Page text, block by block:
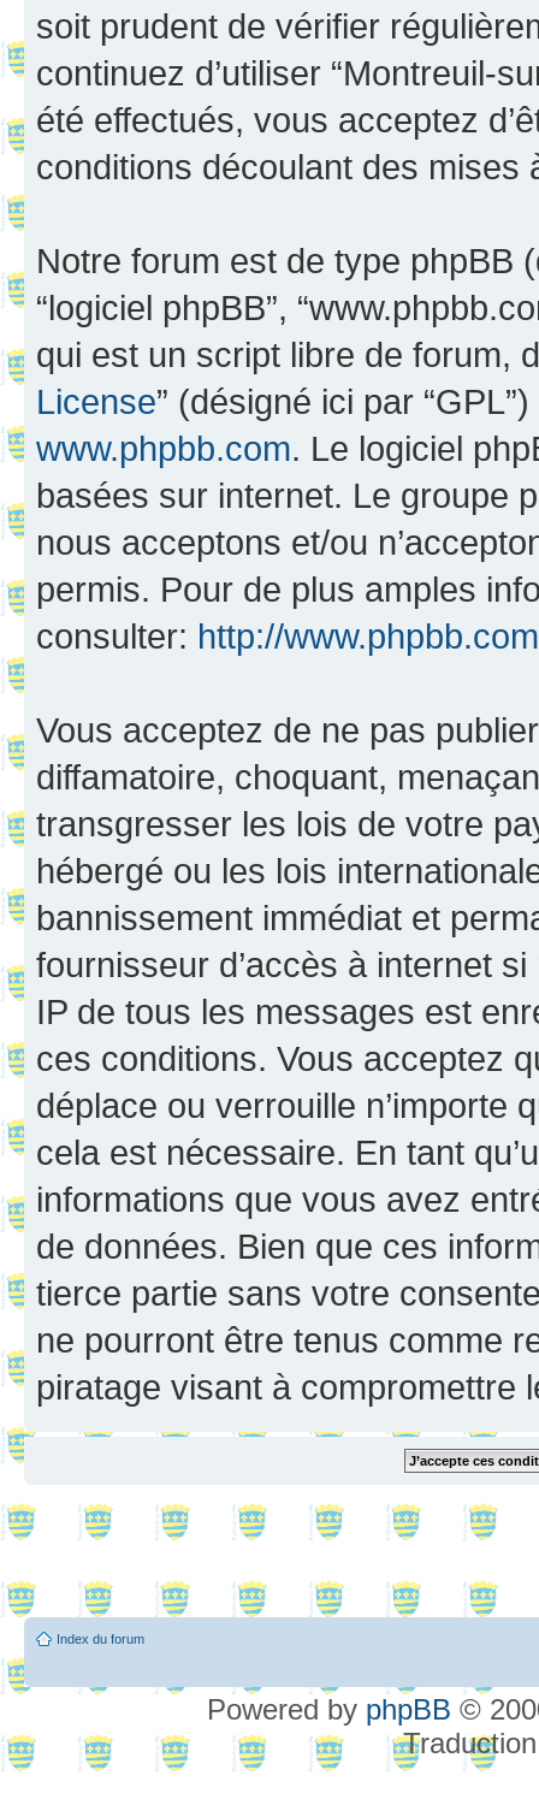
soit prudent de vérifier
continuez d’utiliser “Montreuil-
été effectués, vous acceptez
conditions découlant des mises
Notre forum est de type phpBB
“logiciel phpBB”,
qui est un script libre de forum,
License” (désigné ici par
www.phpbb.com. Le logiciel
basées sur internet. Le groupe
nous acceptons et/ou
permis. Pour de plus amples
consulter: http://
Vous acceptez de ne pas
diffamatoire, choquant,
transgresser les lois de votre
hébergé ou les lois
bannissement immédiat et
fournisseur d’accès à internet
IP de tous les messages est
ces conditions. Vous acceptez
déplace ou verrouille n’importe
cela est nécessaire. En tant
informations que vous avez
de données. Bien que ces
tierce partie sans votre
ne pourront être tenus comme
piratage visant à compromettre
Index du forum
Powered by phpBB ©